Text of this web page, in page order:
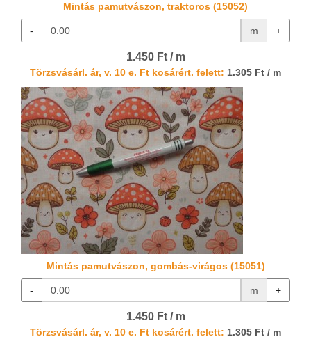
Mintás pamutvászon, traktoros (15052)
- m +
1.450 Ft / m
Törzsvásárl. ár, v. 10 e. Ft kosárért. felett: 1.305 Ft / m
Mintás pamutvászon, gombás-virágos (15051)
- m +
1.450 Ft / m
Törzsvásárl. ár, v. 10 e. Ft kosárért. felett: 1.305 Ft / m